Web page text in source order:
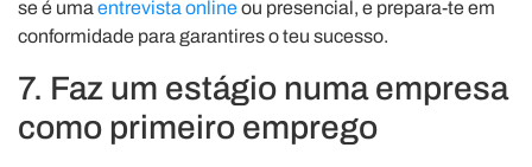
se é uma entrevista onlineou presencial, e prepara-te em
conformidade para garantires o teu sucesso.
7. Faz um estágio numa empresa
como primeiro emprego